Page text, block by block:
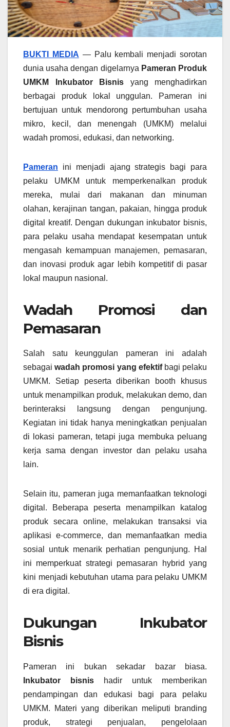
BUKTI MEDIA — Palu kembali menjadi sorotan
dunia usaha dengan digelarnya Pameran Produk
UMKM Inkubator Bisnis yang menghadirkan
berbagai produk lokal unggulan. Pameran ini
bertujuan untuk mendorong pertumbuhan usaha
mikro, kecil, dan menengah (UMKM) melalui
wadah promosi, edukasi, dan networking.
Pameran
ini menjadi ajang strategis bagi para
pelaku UMKM untuk memperkenalkan produk
mereka, mulai dari makanan dan minuman
olahan, kerajinan tangan, pakaian, hingga produk
digital kreatif. Dengan dukungan inkubator bisnis,
para pelaku usaha mendapat kesempatan untuk
mengasah kemampuan manajemen, pemasaran,
dan inovasi produk agar lebih kompetitif di pasar
lokal maupun nasional.
Wadah Promosi dan
Pemasaran
Salah satu keunggulan pameran ini adalah
sebagaiwadah promosi yang efektifbagi pelaku
UMKM. Setiap peserta diberikan booth khusus
untuk menampilkan produk, melakukan demo, dan
berinteraksi langsung dengan pengunjung.
Kegiatan ini tidak hanya meningkatkan penjualan
di lokasi pameran, tetapi juga membuka peluang
kerja sama dengan investor dan pelaku usaha
lain.
Selain itu, pameran juga memanfaatkan teknologi
digital. Beberapa peserta menampilkan katalog
produk secara online, melakukan transaksi via
aplikasi e-commerce, dan memanfaatkan media
sosial untuk menarik perhatian pengunjung. Hal
ini memperkuat strategi pemasaran hybrid yang
kini menjadi kebutuhan utama para pelaku UMKM
di era digital.
Dukungan Inkubator
Bisnis
Pameran ini bukan sekadar bazar biasa.
Inkubator bisnis hadir untuk memberikan
pendampingan dan edukasi bagi para pelaku
UMKM. Materi yang diberikan meliputi branding
produk, strategi penjualan, pengelolaan